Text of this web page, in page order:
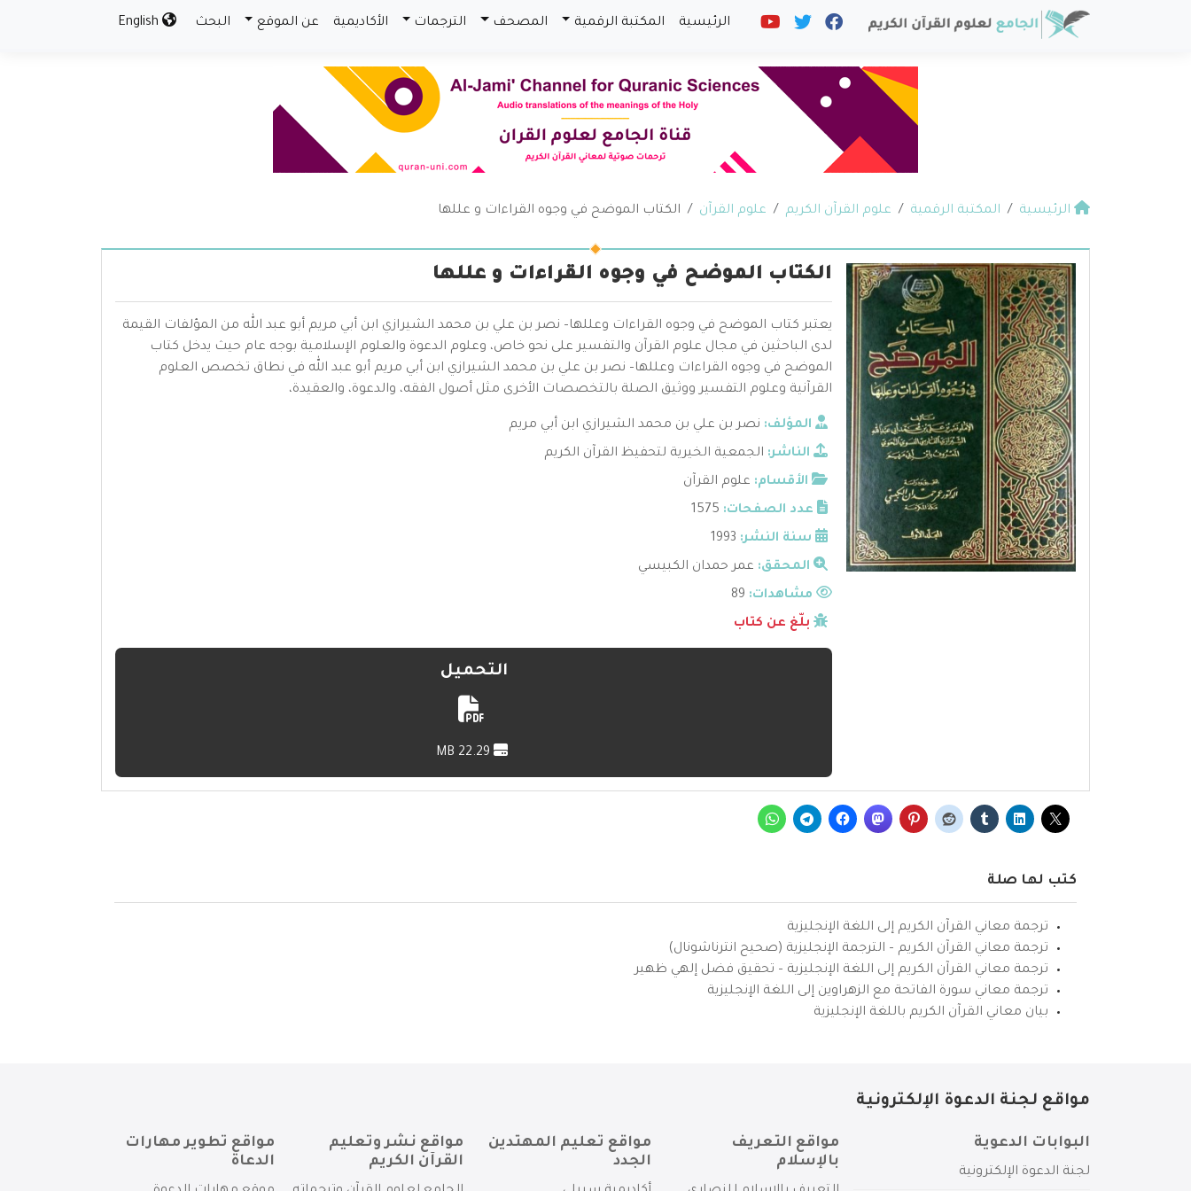
الرئيسية المكتبة الرقمية المصحف الترجمات الأكاديمية عن الموقع البحث
الرئيسية المكتبة الرقمية علوم القرآن الكريم علوم القرآن الكتاب الموضح في وجوه القراءات و عللها
الكتاب الموضح في وجوه القراءات و عللها
يعتبر كتاب الموضح في وجوه القراءات وعللها– نصر بن علي بن محمد الشيرازي ابن أبي مريم أبو عبد الله من المؤلفات القيمة
لدى الباحثين في مجال علوم القرآن والتفسير على نحو خاص، وعلوم الدعوة والعلوم الإسلامية بوجه عام حيث يدخل كتاب
الموضح في وجوه القراءات وعللها– نصر بن علي بن محمد الشيرازي ابن أبي مريم أبو عبد الله في نطاق تخصص العلوم
القرآنية وعلوم التفسير ووثيق الصلة بالتخصصات الأخرى مثل أصول الفقه، والدعوة، والعقيدة،
المؤلف: نصر بن علي بن محمد الشيرازي ابن أبي مريم
الناشر: الجمعية الخيرية لتحفيظ القرآن الكريم
الأقسام: علوم القرآن
عدد الصفحات: 1575
سنة النشر: 1993
المحقق: عمر حمدان الكبيسي
مشاهدات:
بلّغ عن كتاب
التحميل
كتب لها صلة
ترجمة معاني القرآن الكريم إلى اللغة الإنجليزية
ترجمة معاني القرآن الكريم – الترجمة الإنجليزية (صحيح انترناشونال)
ترجمة معاني القرآن الكريم إلى اللغة الإنجليزية – تحقيق فضل إلهي ظهير
ترجمة معاني سورة الفاتحة مع الزهراوين إلى اللغة الإنجليزية
بيان معاني القرآن الكريم باللغة الإنجليزية
مواقع لجنة الدعوة الإلكترونية
البوابات الدعوية
لجنة الدعوة الإلكترونية
مواقع التعريف
بالإسلام
مواقع تعليم المهتدين
الجدد
مواقع نشر وتعليم
القرآن الكريم
مواقع تطوير مهارات
الدعاة